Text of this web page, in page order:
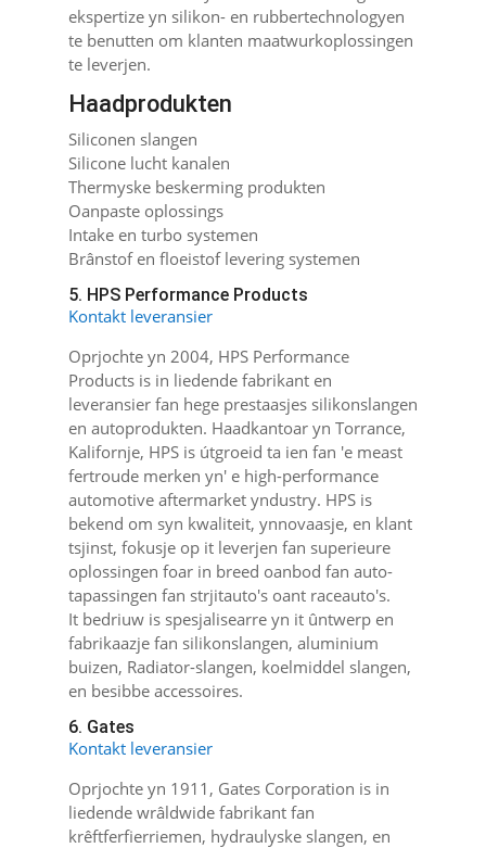
ekspertize yn silikon- en rubbertechnologyen
te benutten om klanten maatwurkoplossingen
te leverjen.
Haadprodukten
Siliconen slangen
Silicone lucht kanalen
Thermyske beskerming produkten
Oanpaste oplossings
Intake en turbo systemen
Brânstof en floeistof levering systemen
5. HPS Performance Products
Kontakt leveransier
Oprjochte yn 2004, HPS Performance
Products is in liedende fabrikant en
leveransier fan hege prestaasjes silikonslangen
en autoprodukten. Haadkantoar yn Torrance,
Kalifornje, HPS is útgroeid ta ien fan 'e meast
fertroude merken yn' e high-performance
automotive aftermarket yndustry. HPS is
bekend om syn kwaliteit, ynnovaasje, en klant
tsjinst, fokusje op it leverjen fan superieure
oplossingen foar in breed oanbod fan auto-
tapassingen fan strjitauto's oant raceauto's.
It bedriuw is spesjalisearre yn it ûntwerp en
fabrikaazje fan silikonslangen, aluminium
buizen, Radiator-slangen, koelmiddel slangen,
en besibbe accessoires.
6. Gates
Kontakt leveransier
Oprjochte yn 1911, Gates Corporation is in
liedende wrâldwide fabrikant fan
krêftferfierriemen, hydraulyske slangen, en